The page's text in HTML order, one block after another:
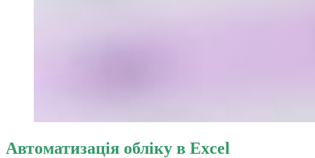
Автоматизація обліку в Excel